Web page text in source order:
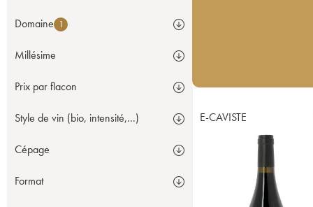
Domaine 1
Millésime
Prix par flacon
Style de vin (bio, intensité,...)
Cépage
Format
E-CAVISTE